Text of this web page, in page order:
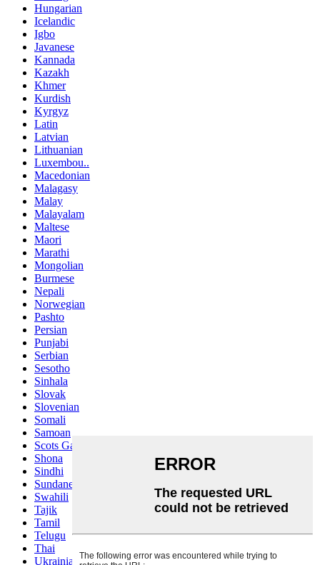
Hungarian
Icelandic
Igbo
Javanese
Kannada
Kazakh
Khmer
Kurdish
Kyrgyz
Latin
Latvian
Lithuanian
Luxembou..
Macedonian
Malagasy
Malay
Malayalam
Maltese
Maori
Marathi
Mongolian
Burmese
Nepali
Norwegian
Pashto
Persian
Punjabi
Serbian
Sesotho
Sinhala
Slovak
Slovenian
Somali
Samoan
Scots Gaelic
Shona
Sindhi
Sundanese
Swahili
Tajik
Tamil
Telugu
Thai
Ukrainian